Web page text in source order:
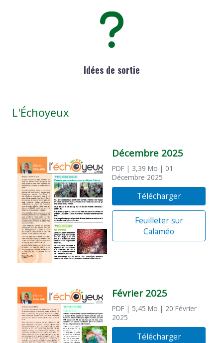
Idées de sortie
L'Échoyeux
Décembre 2025
PDF | 3,39 Mo | 01
Décembre 2025
Télécharger
Feuilleter sur
Calaméo
Février 2025
PDF | 5,45 Mo | 20 Février
2025
Télécharger